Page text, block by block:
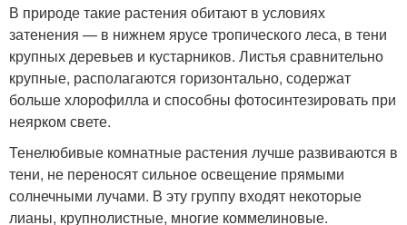
В природе такие растения обитают в условиях
затенения — в нижнем ярусе тропического леса, в тени
крупных деревьев и кустарников. Листья сравнительно
крупные, располагаются горизонтально, содержат
больше хлорофилла и способны фотосинтезировать при
неярком свете.
Тенелюбивые комнатные растения лучше развиваются в
тени, не переносят сильное освещение прямыми
солнечными лучами. В эту группу входят некоторые
лианы, крупнолистные, многие коммелиновые.